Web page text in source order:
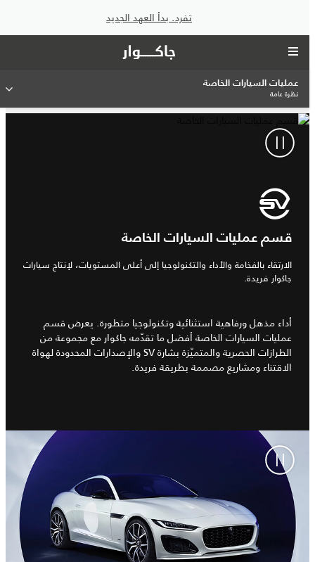
تفرد. بدأ العهد الجديد
عمليات السيارات الخاصة
نظرة عامة
قسم عمليات السيارات الخاصة
الارتقاء بالفخامة والأداء والتكنولوجيا إلى أعلى المستويات، لإنتاج سيارات
جاكوار فريدة.
أداء مذهل ورفاهية استثنائية وتكنولوجيا متطورة. يعرض قسم
عمليات السيارات الخاصة أفضل ما تقدّمه جاكوار مع مجموعة من
الطرازات الحصرية والمتميّزة بشارة SV والإصدارات المحدودة لهواة
الاقتناء ومشاريع مصممة بطريقة فريدة.